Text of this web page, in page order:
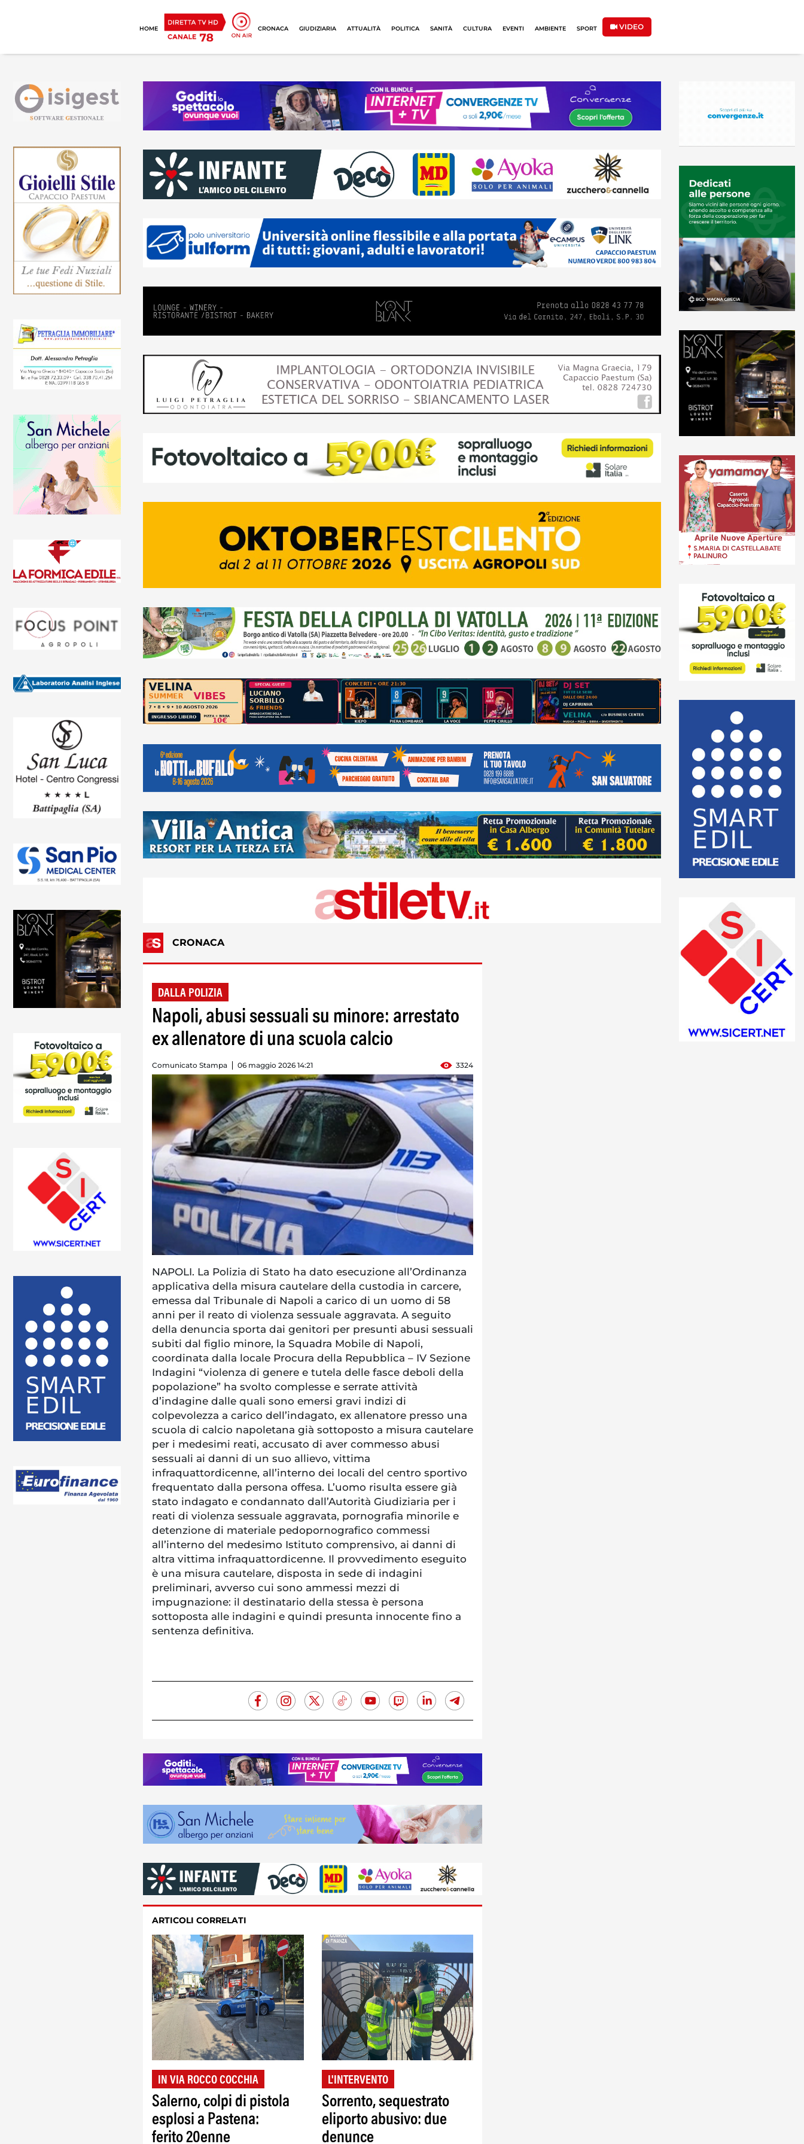
HOME CRONACA GIUDIZIARIA ATTUALITÀ POLITICA SANITÀ CULTURA EVENTI AMBIENTE SPORT VIDEO
CRONACA
DALLA POLIZIA
Napoli, abusi sessuali su minore: arrestato
ex allenatore di una scuola calcio
Comunicato Stampa 06 maggio 2026 14:21 3324
NAPOLI. La Polizia di Stato ha dato esecuzione all’Ordinanza
applicativa della misura cautelare della custodia in carcere,
emessa dal Tribunale di Napoli a carico di un uomo di 58
anni per il reato di violenza sessuale aggravata. A seguito
della denuncia sporta dai genitori per presunti abusi sessuali
subiti dal figlio minore, la Squadra Mobile di Napoli,
coordinata dalla locale Procura della Repubblica – IV Sezione
Indagini “violenza di genere e tutela delle fasce deboli della
popolazione” ha svolto complesse e serrate attività
d’indagine dalle quali sono emersi gravi indizi di
colpevolezza a carico dell’indagato, ex allenatore presso una
scuola di calcio napoletana già sottoposto a misura cautelare
per i medesimi reati, accusato di aver commesso abusi
sessuali ai danni di un suo allievo, vittima
infraquattordicenne, all’interno dei locali del centro sportivo
frequentato dalla persona offesa. L’uomo risulta essere già
stato indagato e condannato dall’Autorità Giudiziaria per i
reati di violenza sessuale aggravata, pornografia minorile e
detenzione di materiale pedopornografico commessi
all’interno del medesimo Istituto comprensivo, ai danni di
altra vittima infraquattordicenne. Il provvedimento eseguito
è una misura cautelare, disposta in sede di indagini
preliminari, avverso cui sono ammessi mezzi di
impugnazione: il destinatario della stessa è persona
sottoposta alle indagini e quindi presunta innocente fino a
sentenza definitiva.
ARTICOLI CORRELATI
IN VIA ROCCO COCCHIA
Salerno, colpi di pistola
esplosi a Pastena:
ferito 20enne
L'INTERVENTO
Sorrento, sequestrato
eliporto abusivo: due
denunce